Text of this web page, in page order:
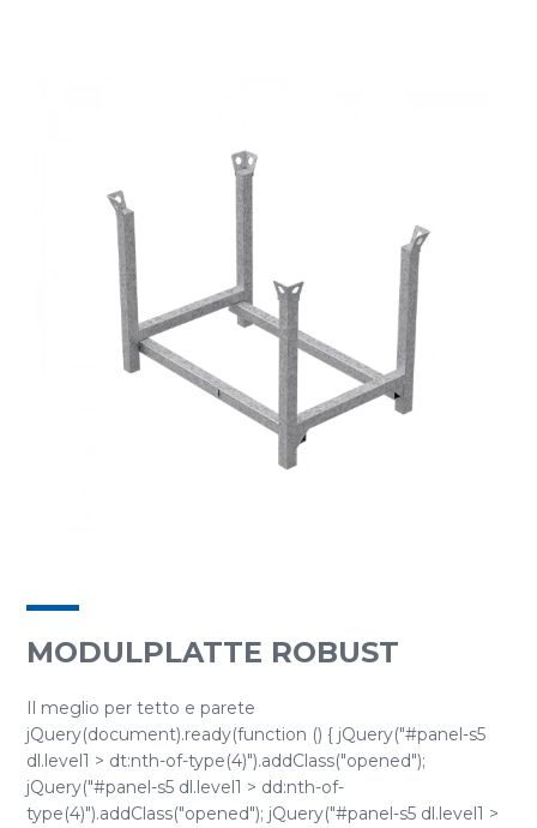
MODULPLATTE ROBUST
Il meglio per tetto e parete
jQuery(document).ready(function () { jQuery("#panel-s5
dl.level1 > dt:nth-of-type(4)").addClass("opened");
jQuery("#panel-s5 dl.level1 > dd:nth-of-
type(4)").addClass("opened"); jQuery("#panel-s5 dl.level1 >